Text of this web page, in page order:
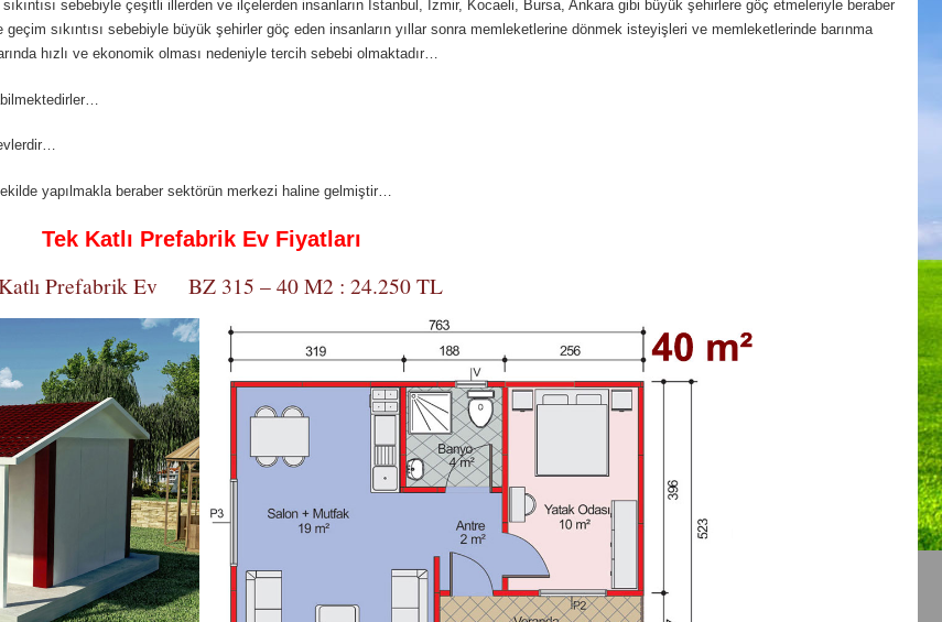
sebebiyle çeşitli illerden ve ilçelerden insanların İstanbul, İzmir, Kocaeli, Bursa, Ankara gibi büyük şehirlere göç etmeleriyle beraber
sıkıntısı sebebiyle büyük şehirler göç eden insanların yıllar sonra memleketlerine dönmek isteyişleri ve memleketlerinde barınma
hızlı ve ekonomik olması nedeniyle tercih sebebi olmaktadır…
yapılmakla beraber sektörün merkezi haline gelmiştir…
Tek Katlı Prefabrik Ev Fiyatları
Prefabrik Ev BZ 315 – 40 M2 : 24.250 TL